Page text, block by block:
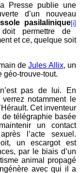
Presse publie une
d’un nouveau
pasilalinique[i]
permettre de
et ce, quelque soit
deJules Allix, un
géo-trouve-tout.
pas de lui. En
notamment le
Cet inventeur
télégraphie basée
un contact
l’acte sexuel.
un escargot est
par le biais d’un
animal propagé
avec qui il a